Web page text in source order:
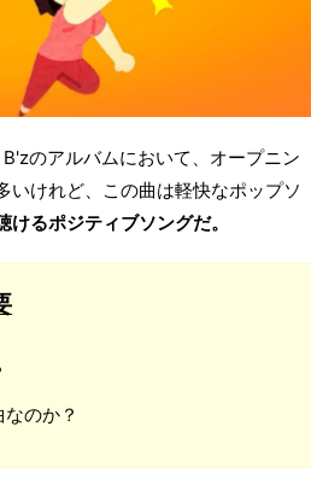
のアルバムにおいて、オープニン
いけれど、この曲は軽快なポップソ
るポジティブソングだ。
のか？